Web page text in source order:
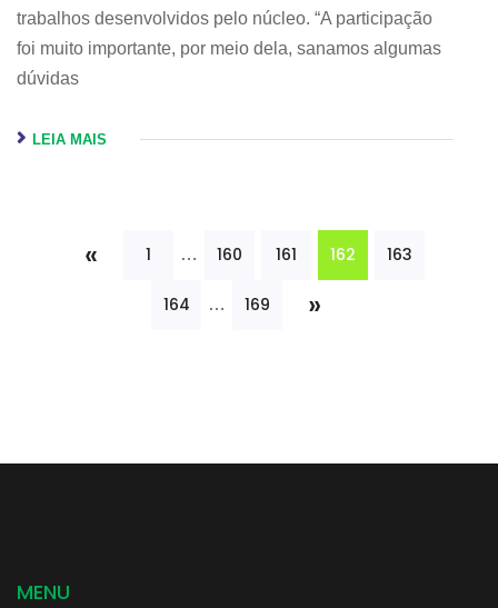
trabalhos desenvolvidos pelo núcleo. “A participação
foi muito importante, por meio dela, sanamos algumas
dúvidas
LEIA MAIS
« 1 … 160 161 162 163
164 … 169 »
MENU